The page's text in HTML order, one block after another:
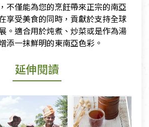
不僅能為您的烹飪帶來正宗的南亞
享受美食的同時，貢獻於支持全球
。適合用於炖煮、炒菜或是作為湯
添一抹鮮明的東南亞色彩。
延伸閱讀